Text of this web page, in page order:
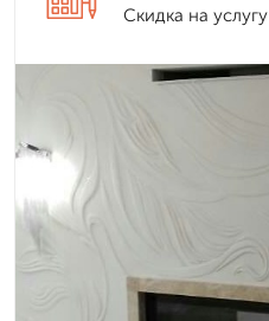
Скидка на услугу